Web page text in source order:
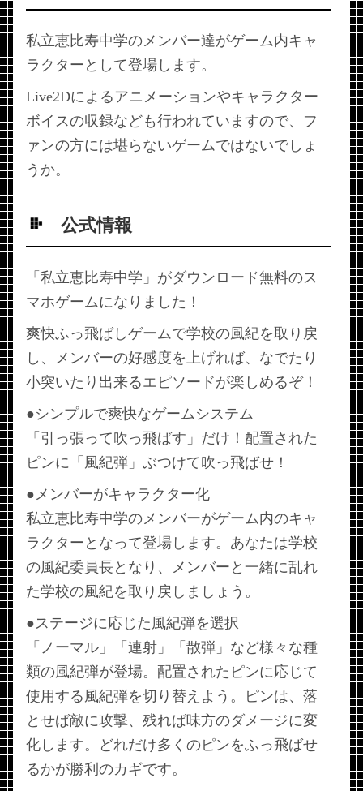
私立恵比寿中学のメンバー達がゲーム内キャ
ラクターとして登場します。
Live2Dによるアニメーションやキャラクター
ボイスの収録なども行われていますので、フ
ァンの方には堪らないゲームではないでしょ
うか。
公式情報
「私立恵比寿中学」がダウンロード無料のス
マホゲームになりました！
爽快ふっ飛ばしゲームで学校の風紀を取り戻
し、メンバーの好感度を上げれば、なでたり
小突いたり出来るエピソードが楽しめるぞ！
●シンプルで爽快なゲームシステム
「引っ張って吹っ飛ばす」だけ！配置された
ピンに「風紀弾」ぶつけて吹っ飛ばせ！
●メンバーがキャラクター化
私立恵比寿中学のメンバーがゲーム内のキャ
ラクターとなって登場します。あなたは学校
の風紀委員長となり、メンバーと一緒に乱れ
た学校の風紀を取り戻しましょう。
●ステージに応じた風紀弾を選択
「ノーマル」「連射」「散弾」など様々な種
類の風紀弾が登場。配置されたピンに応じて
使用する風紀弾を切り替えよう。ピンは、落
とせば敵に攻撃、残れば味方のダメージに変
化します。どれだけ多くのピンをふっ飛ばせ
るかが勝利のカギです。